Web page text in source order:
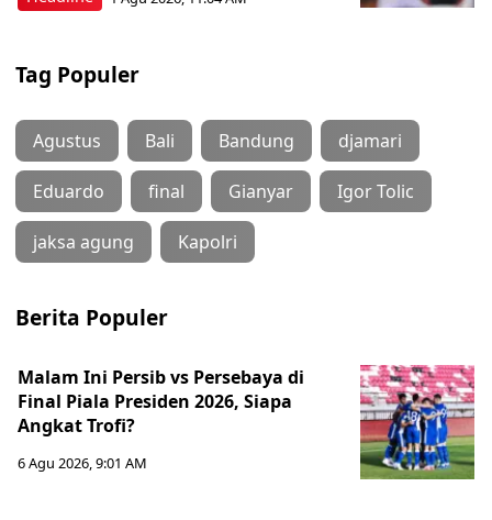
Tag Populer
Agustus Bali Bandung djamari
Eduardo final Gianyar Igor Tolic
jaksa agung Kapolri
Berita Populer
Malam Ini Persib vs Persebaya di
Final Piala Presiden 2026, Siapa
Angkat Trofi?
6 Agu 2026, 9:01 AM